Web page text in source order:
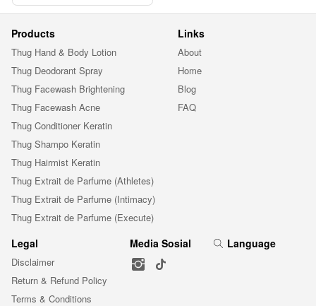
Products
Thug Hand & Body Lotion
Thug Deodorant Spray
Thug Facewash Brightening
Thug Facewash Acne
Thug Conditioner Keratin
Thug Shampo Keratin
Thug Hairmist Keratin
Thug Extrait de Parfume (Athletes)
Thug Extrait de Parfume (Intimacy)
Thug Extrait de Parfume (Execute)
Links
About
Home
Blog
FAQ
Legal
Disclaimer
Return & Refund Policy
Terms & Conditions
Media Sosial Language